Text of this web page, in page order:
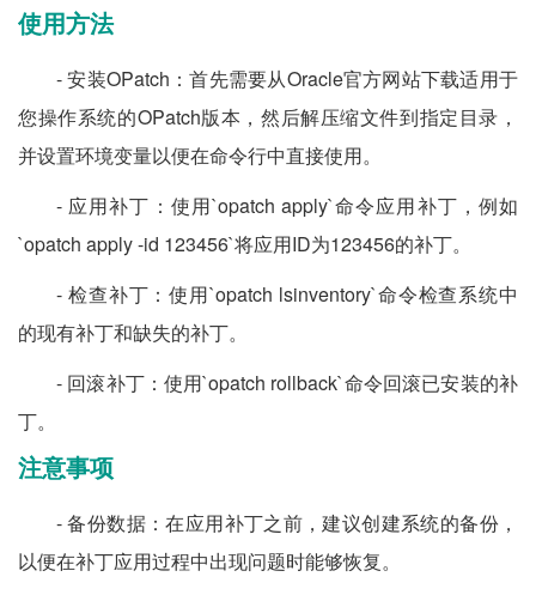
使用方法
- 安装OPatch：首先需要从Oracle官方网站下载适用于
您操作系统的OPatch版本，然后解压缩文件到指定目录，
并设置环境变量以便在命令行中直接使用。
- 应用补丁：使用`opatch apply`命令应用补丁，例如
`opatch apply -id 123456`将应用ID为123456的补丁。
- 检查补丁：使用`opatch lsinventory`命令检查系统中
的现有补丁和缺失的补丁。
- 回滚补丁：使用`opatch rollback`命令回滚已安装的补
丁。
注意事项
- 备份数据：在应用补丁之前，建议创建系统的备份，
以便在补丁应用过程中出现问题时能够恢复。